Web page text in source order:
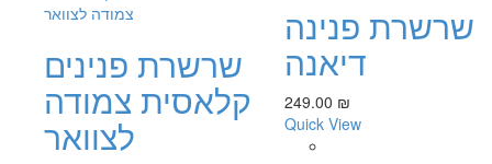
שרשרת פנינה
דיאנה
249.00 ₪
Quick View
שרשרת פנינים
קלאסית צמודה
לצוואר